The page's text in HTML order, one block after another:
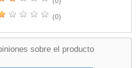
(0)
sobre el producto